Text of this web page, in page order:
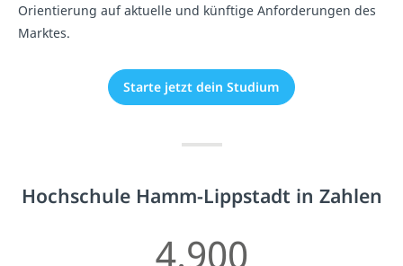
Orientierung auf aktuelle und künftige Anforderungen des
Marktes.
Starte jetzt dein Studium
Hochschule Hamm-Lippstadt in Zahlen
4.900